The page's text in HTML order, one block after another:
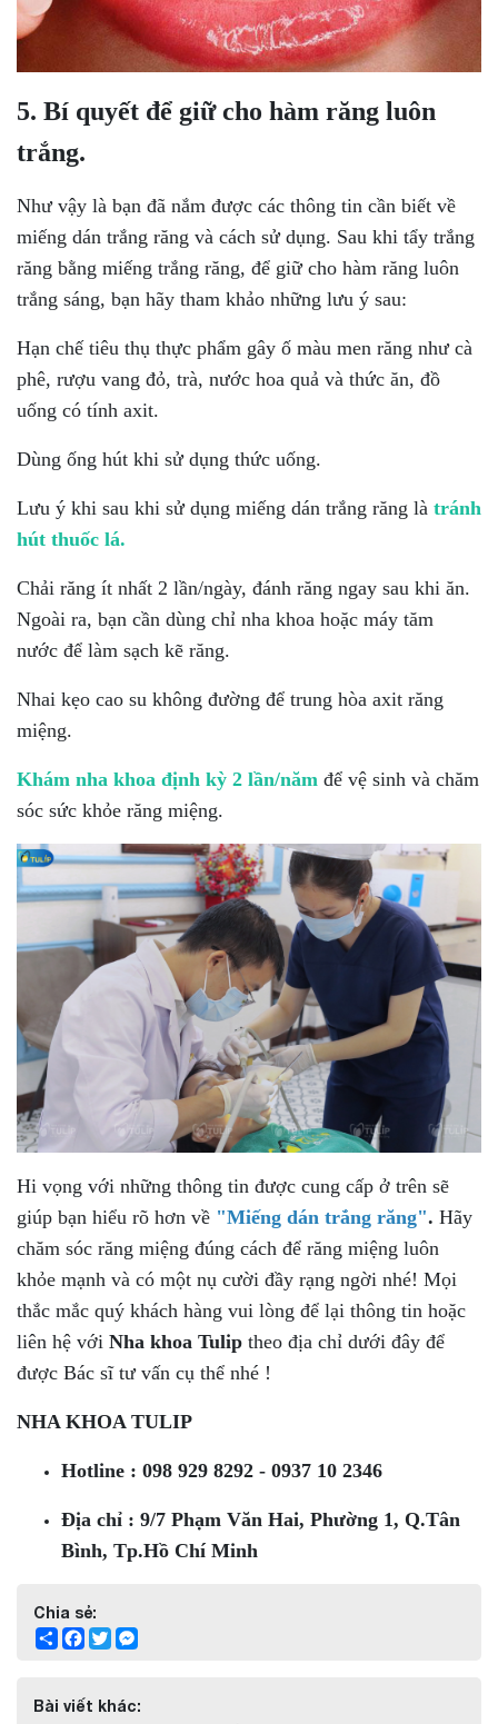
5. Bí quyết để giữ cho hàm răng luôn
trắng.
Như vậy là bạn đã nắm được các thông tin cần biết về
miếng dán trắng răng và cách sử dụng. Sau khi tẩy trắng
răng bằng miếng trắng răng, để giữ cho hàm răng luôn
trắng sáng, bạn hãy tham khảo những lưu ý sau:
Hạn chế tiêu thụ thực phẩm gây ố màu men răng như cà
phê, rượu vang đỏ, trà, nước hoa quả và thức ăn, đồ
uống có tính axit.
Dùng ống hút khi sử dụng thức uống.
Lưu ý khi sau khi sử dụng miếng dán trắng răng là tránh
hút thuốc lá.
Chải răng ít nhất 2 lần/ngày, đánh răng ngay sau khi ăn.
Ngoài ra, bạn cần dùng chỉ nha khoa hoặc máy tăm
nước để làm sạch kẽ răng.
Nhai kẹo cao su không đường để trung hòa axit răng
miệng.
Khám nha khoa định kỳ 2 lần/năm để vệ sinh và chăm
sóc sức khỏe răng miệng.
Hi vọng với những thông tin được cung cấp ở trên sẽ
giúp bạn hiểu rõ hơn về "Miếng dán trắng răng". Hãy
chăm sóc răng miệng đúng cách để răng miệng luôn
khỏe mạnh và có một nụ cười đầy rạng ngời nhé! Mọi
thắc mắc quý khách hàng vui lòng để lại thông tin hoặc
liên hệ với Nha khoa Tulip theo địa chỉ dưới đây để
được Bác sĩ tư vấn cụ thể nhé !
NHA KHOA TULIP
Hotline : 098 929 8292 - 0937 10 2346
Địa chỉ : 9/7 Phạm Văn Hai, Phường 1, Q.Tân
Bình, Tp.Hồ Chí Minh
Chia sẻ:
ShareFacebook
Twitter
Bài viết khác: